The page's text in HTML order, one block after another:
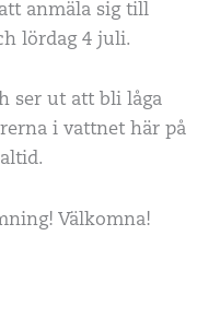
anmäla sig till
lördag 4 juli.
ser ut att bli låga
i vattnet här på
Välkomna!